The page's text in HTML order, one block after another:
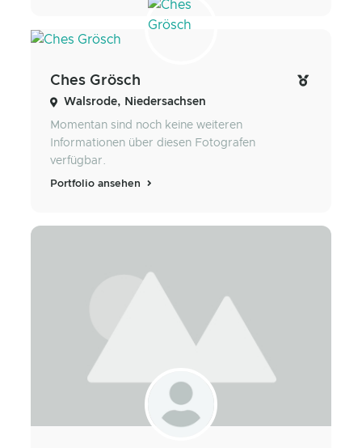
Ches Grösch
Walsrode, Niedersachsen
Momentan sind noch keine weiteren
Informationen über diesen Fotografen
verfügbar.
Portfolio ansehen